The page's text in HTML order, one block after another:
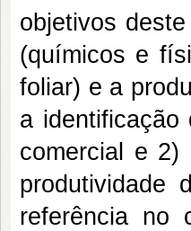
objetivos
(químicos e
foliar) e a
a
comercial e 2)
produtividade
referência no